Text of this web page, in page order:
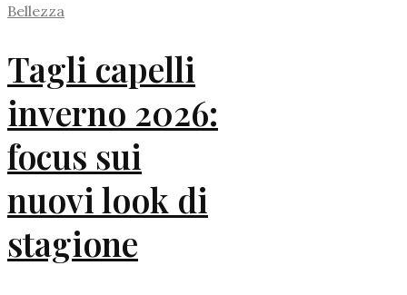
Bellezza
Tagli capelli
inverno 2026:
focus sui
nuovi look di
stagione